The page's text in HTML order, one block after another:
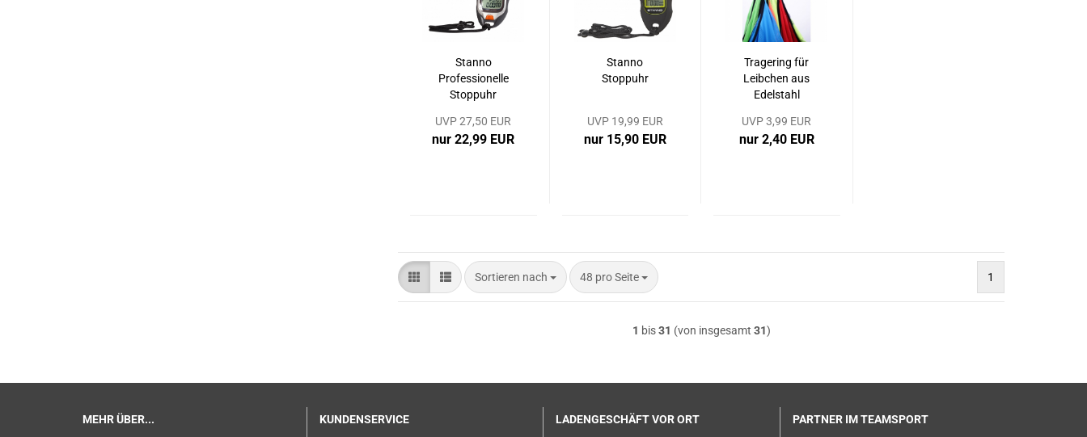
Stanno
Professionelle
Stoppuhr
UVP 27,50 EUR
nur 22,99 EUR
Stanno
Stoppuhr
UVP 19,99 EUR
nur 15,90 EUR
Tragering für
Leibchen aus
Edelstahl
UVP 3,99 EUR
nur 2,40 EUR
Sortieren nach
Sortieren nach 48 pro Seite
pro Seite 1
1 bis31 (von insgesamt 31)
MEHR ÜBER... KUNDENSERVICE LADENGESCHÄFT VOR ORT PARTNER IM TEAMSPORT